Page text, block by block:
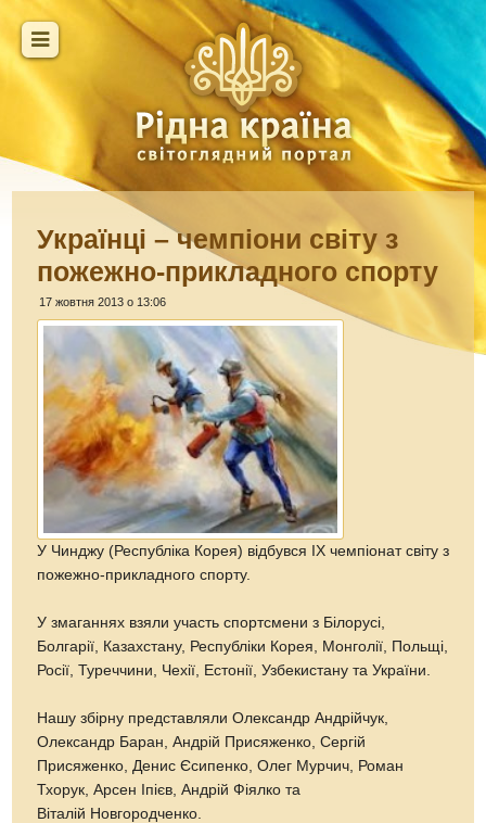
Українці – чемпіони світу з
пожежно-прикладного спорту
17 жовтня 2013 о 13:06
У Чинджу (Республіка Корея) відбувся ІХ чемпіонат світу з
пожежно-прикладного спорту.
У змаганнях взяли участь спортсмени з Білорусі,
Болгарії, Казахстану, Республіки Корея, Монголії, Польщі,
Росії, Туреччини, Чехії, Естонії, Узбекистану та України.
Нашу збірну представляли Олександр Андрійчук,
Олександр Баран, Андрій Присяженко, Сергій
Присяженко, Денис Єсипенко, Олег Мурчич, Роман
Тхорук, Арсен Іпієв, Андрій Фіялко та
Віталій Новгородченко.